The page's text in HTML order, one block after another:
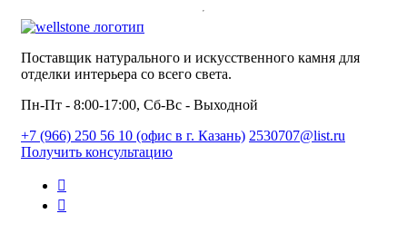
Поставщик натурального и искусственного камня для
отделки интерьера со всего света.
Пн-Пт - 8:00-17:00, Сб-Вс - Выходной
+7 (966) 250 56 10 (офис в г. Казань) 2530707@list.ru
Получить консультацию